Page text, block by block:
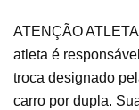
ATENÇÃO
atleta é
troca designado
carro por dupla.